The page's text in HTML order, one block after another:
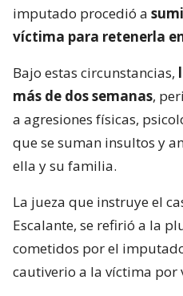
imputado procedió a
víctima para retenerla
Bajo estas circunstancias,
más de dos semanas,
a agresiones físicas,
que se suman insultos y
ella y su familia.
La jueza que instruye el
Escalante, se refirió a la
cometidos por el
cautiverio a la víctima